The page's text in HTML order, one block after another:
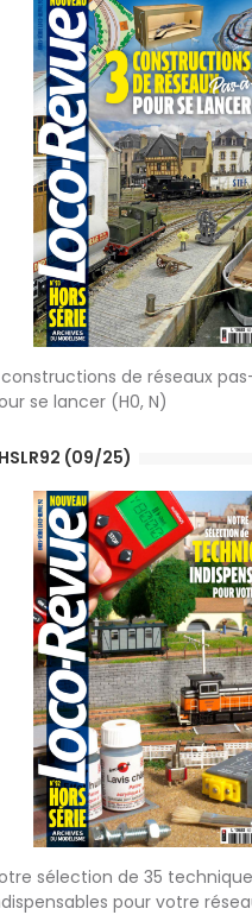
de réseaux
se lancer (H0, N)
HSLR92 (09/25)
sélection de 35
pour votre